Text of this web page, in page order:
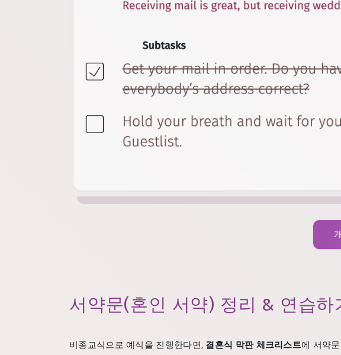
서약문(혼인 서약) 정리 & 연습하
비종교식으로 예식을 진행한다면, 결혼식 막판 체크리스트에 서약